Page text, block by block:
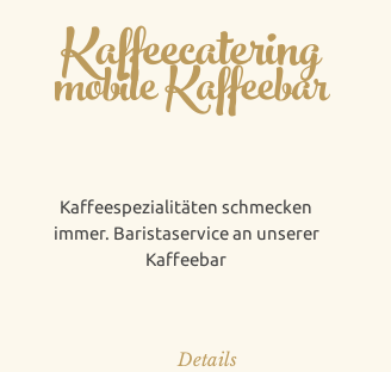
Kaffeecatering
mobile Kaffeebar
Kaffeespezialitäten schmecken
immer. Baristaservice an unserer
Kaffeebar
Details